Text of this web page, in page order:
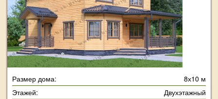
Размер дома:
8х10 м
Этажей:
Двухэтажный